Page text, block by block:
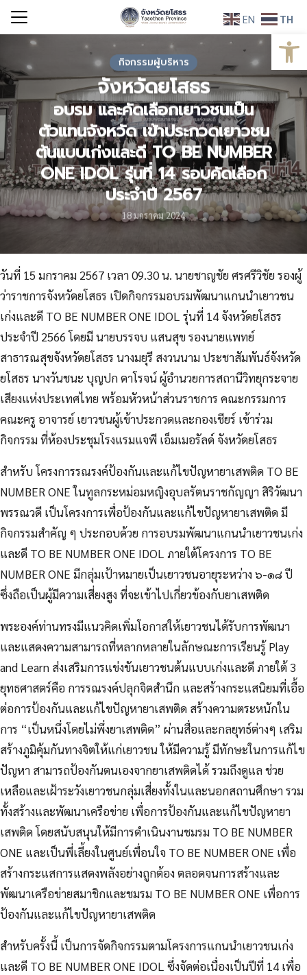
Skip
content
Search
กิจกรรมผู้บริหาร
จังหวัดยโสธร
อบรม และคัดเลือกเยาวชนเป็น
ตัวแทนจังหวัด เข้าประกวดเยาวชน
ต้นแบบเก่งและดี TO BE NUMBER
ONE IDOL รุ่นที่ 14 รอบคัดเลือก
ประจำปี 2567
18 มกราคม 2024
วันที่ 15 มกราคม 2567 เวลา 09.30 น. นายชาญชัย ศรศรีวิชัย รองผู้
ว่าราชการจังหวัดยโสธร เปิดกิจกรรมอบรมพัฒนาแกนนำเยาวชน
เก่งและดี TO BE NUMBER ONE IDOL รุ่นที่ 14 จังหวัดยโสธร
ประจำปี 2566 โดยมี นายบรรจบ แสนสุข รองนายแพทย์
สาธารณสุขจังหวัดยโสธร นางมยุรี สงวนนาม ประชาสัมพันธ์จังหวัด
ยโสธร นางวันชนะ บุญปก ดาโรจน์ผู้อำนวยการสถานีวิทยุกระจาย
เสียงแห่งประเทศไทย พร้อมหัวหน้าส่วนราชการ คณะกรรมการ
คณะครู อาจารย์ เยาวชนผู้เข้าประกวดและกองเชียร์ เข้าร่วม
กิจกรรม ที่ห้องประชุมโรงแรมแจพี เอ็มเมอรัลด์ จังหวัดยโสธร
สำหรับ โครงการรณรงค์ป้องกันและแก้ไขปัญหายาเสพติด TO BE
NUMBER ONE ในทูลกระหม่อมหญิงอุบลรัตนราชกัญญา สิริวัฒนา
พรรณวดี เป็นโครงการเพื่อป้องกันและแก้ไขปัญหายาเสพติด มี
กิจกรรมสำคัญ ๆ ประกอบด้วย การอบรมพัฒนาแกนนำเยาวชนเก่ง
และดี TO BE NUMBER ONE IDOL ภายใต้โครงการ TO BE
NUMBER ONE มีกลุ่มเป้าหมายเป็นเยาวชนอายุระหว่าง ๖-๑๘ ปี
ซึ่งถือเป็นผู้มีความเสี่ยงสูง ที่จะเข้าไปเกี่ยวข้องกับยาเสพติด
พระองค์ท่านทรงมีแนวคิดเพิ่มโอกาสให้เยาวชนได้รับการพัฒนา
และแสดงความสามารถที่หลากหลายในลักษณะการเรียนรู้ Play
and Learn ส่งเสริมการแข่งขันเยาวชนต้นแบบเก่งและดี ภายใต้ 3
ยุทธศาสตร์คือ การรณรงค์ปลุกจิตสำนึก และสร้างกระแสนิยมที่เอื้อ
ต่อการป้องกันและแก้ไขปัญหายาเสพติด สร้างความตระหนักใน
การ “เป็นหนึ่งโดยไม่พึ่งยาเสพติด” ผ่านสื่อและกลยุทธ์ต่างๆ เสริม
สร้างภูมิคุ้มกันทางจิตให้แก่เยาวชน ให้มีความรู้ มีทักษะในการแก้ไข
ปัญหา สามารถป้องกันตนเองจากยาเสพติดได้ รวมถึงดูแล ช่วย
เหลือและเฝ้าระวังเยาวชนกลุ่มเสี่ยงทั้งในและนอกสถานศึกษา รวม
ทั้งสร้างและพัฒนาเครือข่าย เพื่อการป้องกันและแก้ไขปัญหายา
เสพติด โดยสนับสนุนให้มีการดำเนินงานชมรม TO BE NUMBER
ONE และเป็นพี่เลี้ยงในศูนย์เพื่อนใจ TO BE NUMBER ONE เพื่อ
สร้างกระแสการแสดงพลังอย่างถูกต้อง ตลอดจนการสร้างและ
พัฒนาเครือข่ายสมาชิกและชมรม TO BE NUMBER ONE เพื่อการ
ป้องกันและแก้ไขปัญหายาเสพติด
สำหรับครั้งนี้ เป็นการจัดกิจกรรมตามโครงการแกนนำเยาวชนเก่ง
และดี TO BE NUMBER ONE IDOL ซึ่งจัดต่อเนื่องเป็นปีที่ 14 เพื่อ
EN TH